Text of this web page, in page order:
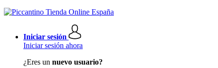
Iniciar sesión
Iniciar sesión ahora
¿Eres un nuevo usuario?